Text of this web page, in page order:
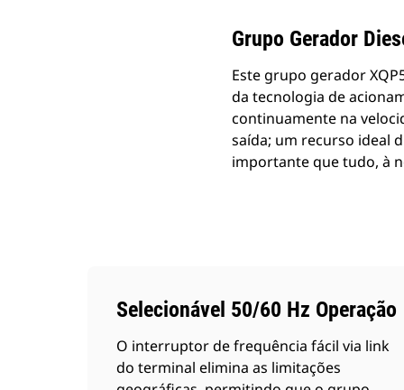
Grupo Gerador
Este grupo gerador
da tecnologia de
continuamente na
saída; um recurso ideal
importante que tudo, à
Selecionável 50/60 Hz Operação
O interruptor de frequência fácil via link
do terminal elimina as limitações